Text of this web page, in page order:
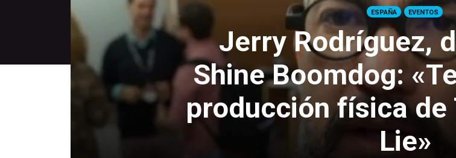
ESPAÑA EVENTOS
Jerry Rodríguez,
Shine Boomdog:
producción física de
Lie»